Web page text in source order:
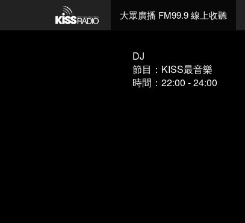
大眾廣播 FM99.9 線上收聽
DJ
節目：KISS最音樂
時間：22:00 - 24:00